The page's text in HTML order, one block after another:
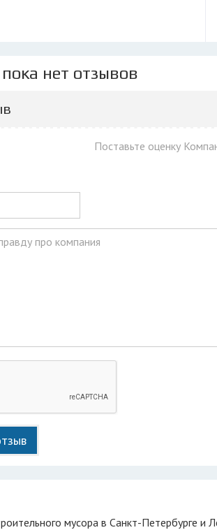
нет отзывов
Поставьте оценку
мусора в Санкт-Петербурге и